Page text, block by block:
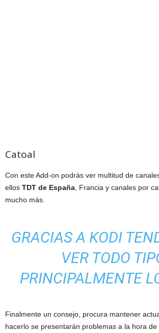
Catoal
Con este Add-on podrás ver multitud de
ellos TDT de España, Francia y canales por
mucho más.
GRACIAS A KODI
VER TODO
PRINCIPALMENTE
Finalmente un consejo, procura mantener
hacerlo se presentarán problemas a la hora